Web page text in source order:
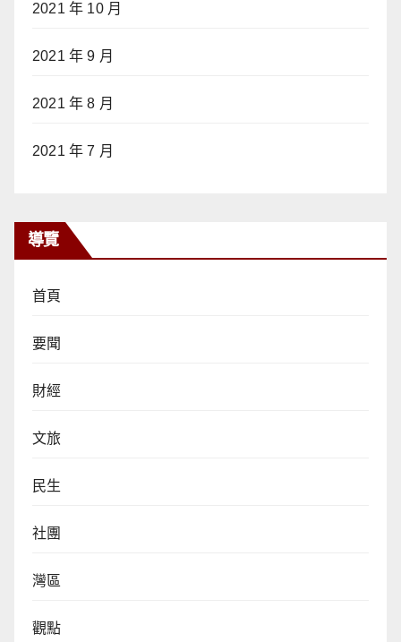
2021 年 10 月
2021 年 9 月
2021 年 8 月
2021 年 7 月
導覽
首頁
要聞
財經
文旅
民生
社團
灣區
觀點